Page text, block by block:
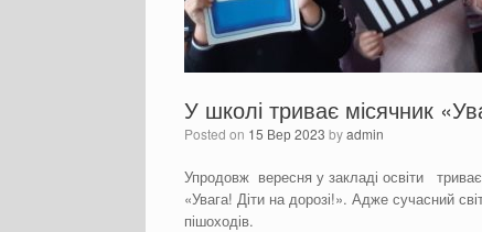
У школі триває місячник
Posted on 15 Вер 2023 byadmin
Упродовж вересня у закладі освіти
«Увага! Діти на дорозі!». Адже сучасний
пішоходів.